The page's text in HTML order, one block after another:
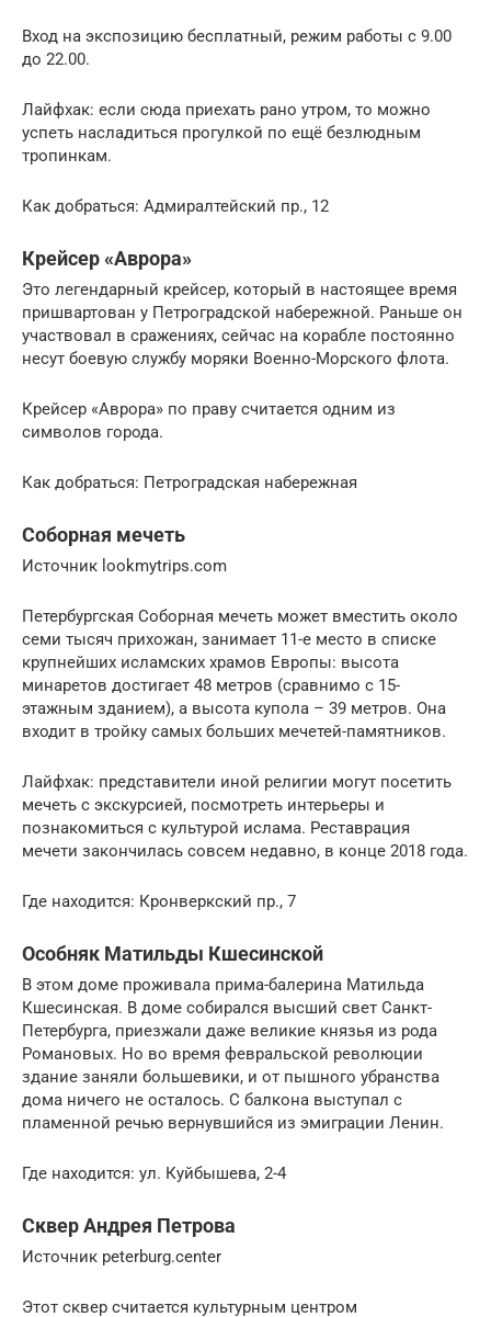
Вход на экспозицию бесплатный, режим работы с 9.00
до 22.00.
Лайфхак: если сюда приехать рано утром, то можно
успеть насладиться прогулкой по ещё безлюдным
тропинкам.
Как добраться: Адмиралтейский пр., 12
Крейсер «Аврора»
Это легендарный крейсер, который в настоящее время
пришвартован у Петроградской набережной. Раньше он
участвовал в сражениях, сейчас на корабле постоянно
несут боевую службу моряки Военно-Морского флота.
Крейсер «Аврора» по праву считается одним из
символов города.
Как добраться: Петроградская набережная
Соборная мечеть
Источник lookmytrips.com
Петербургская Соборная мечеть может вместить около
семи тысяч прихожан, занимает 11-е место в списке
крупнейших исламских храмов Европы: высота
минаретов достигает 48 метров (сравнимо с 15-
этажным зданием), а высота купола – 39 метров. Она
входит в тройку самых больших мечетей-памятников.
Лайфхак: представители иной религии могут посетить
мечеть с экскурсией, посмотреть интерьеры и
познакомиться с культурой ислама. Реставрация
мечети закончилась совсем недавно, в конце 2018 года.
Где находится: Кронверкский пр., 7
Особняк Матильды Кшесинской
В этом доме проживала прима-балерина Матильда
Кшесинская. В доме собирался высший свет Санкт-
Петербурга, приезжали даже великие князья из рода
Романовых. Но во время февральской революции
здание заняли большевики, и от пышного убранства
дома ничего не осталось. С балкона выступал с
пламенной речью вернувшийся из эмиграции Ленин.
Где находится: ул. Куйбышева, 2-4
Сквер Андрея Петрова
Источник peterburg.center
Этот сквер считается культурным центром